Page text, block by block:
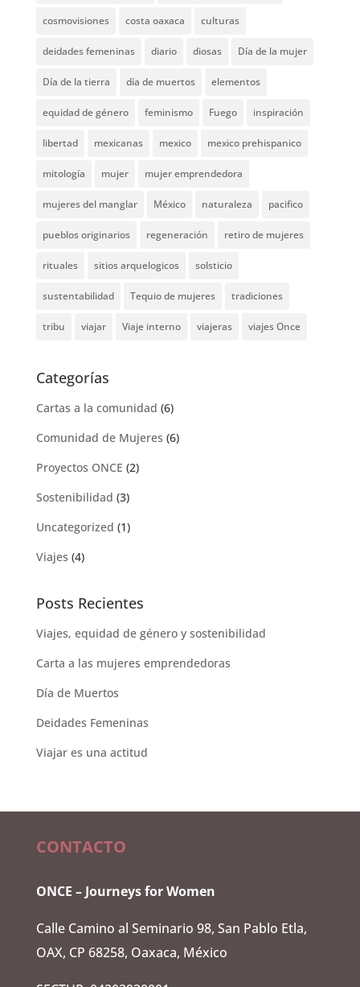
cosmovisiones costa oaxaca culturas
deidades femeninas diario diosas Día de la mujer
Día de la tierra día de muertos elementos
equidad de género feminismo Fuego inspiración
libertad mexicanas mexico mexico prehispanico
mitología mujer mujer emprendedora
mujeres del manglar México naturaleza pacifico
pueblos originarios regeneración retiro de mujeres
rituales sitios arquelogicos solsticio
sustentabilidad Tequio de mujeres tradiciones
tribu viajar Viaje interno viajeras viajes Once
Categorías
Cartas a la comunidad (6)
Comunidad de Mujeres (6)
Proyectos ONCE (2)
Sostenibilidad (3)
Uncategorized (1)
Viajes (4)
Posts Recientes
Viajes, equidad de género y sostenibilidad
Carta a las mujeres emprendedoras
Día de Muertos
Deidades Femeninas
Viajar es una actitud
CONTACTO
ONCE – Journeys for Women
Calle Camino al Seminario 98, San Pablo Etla,
OAX, CP 68258, Oaxaca, México